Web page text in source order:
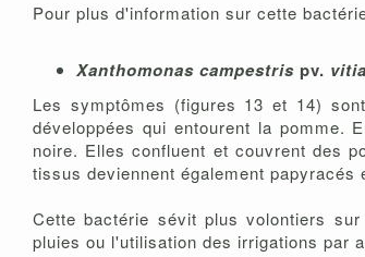
Pour plus d'information sur cette
Xanthomonas campestris pv.
Les symptômes (figures 13 et 14)
développées qui entourent la pomme.
noire. Elles confluent et couvrent des
tissus deviennent également papyracés
Cette bactérie sévit plus volontiers
pluies ou l'utilisation des irrigations par